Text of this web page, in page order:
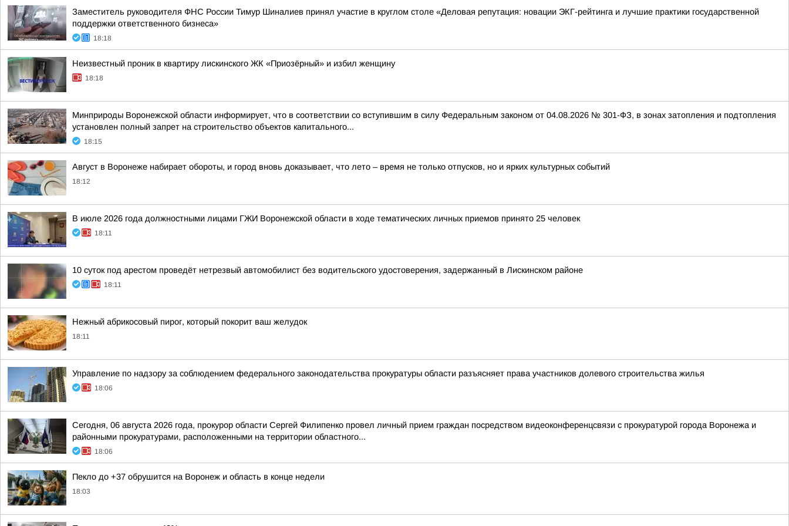
Заместитель руководителя ФНС России Тимур Шиналиев принял участие в круглом столе «Деловая репутация: новации ЭКГ-рейтинга и лучшие практики государственной
поддержки ответственного бизнеса»
18:18
Неизвестный проник в квартиру лискинского ЖК «Приозёрный» и избил женщину
18:18
Минприроды Воронежской области информирует, что в соответствии со вступившим в силу Федеральным законом от 04.08.2026 № 301-ФЗ, в зонах затопления и подтопления
установлен полный запрет на строительство объектов капитального...
18:15
Август в Воронеже набирает обороты, и город вновь доказывает, что лето – время не только отпусков, но и ярких культурных событий
18:12
В июле 2026 года должностными лицами ГЖИ Воронежской области в ходе тематических личных приемов принято 25 человек
18:11
10 суток под арестом проведёт нетрезвый автомобилист без водительского удостоверения, задержанный в Лискинском районе
18:11
Нежный абрикосовый пирог, который покорит ваш желудок
18:11
Управление по надзору за соблюдением федерального законодательства прокуратуры области разъясняет права участников долевого строительства жилья
18:06
Сегодня, 06 августа 2026 года, прокурор области Сергей Филипенко провел личный прием граждан посредством видеоконференцсвязи с прокуратурой города Воронежа и
районными прокуратурами, расположенными на территории областного...
18:06
Пекло до +37 обрушится на Воронеж и область в конце недели
18:03